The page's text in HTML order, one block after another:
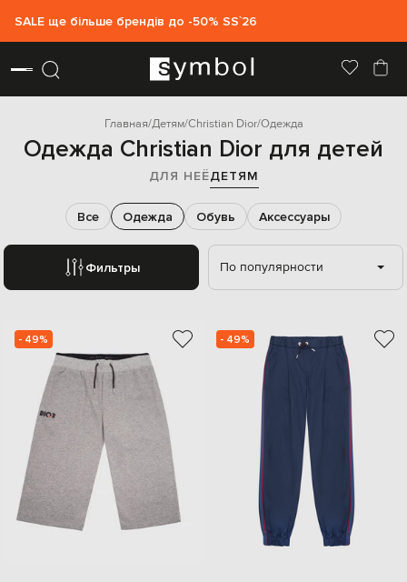
SALE ще більше брендів до -50% SS`26
Главная Детям Christian Dior Одежда
Одежда Christian Dior для детей
ДЛЯ НЕЁДЕТЯМ
Фильтры
Все Одежда Обувь Аксессуары
По популярности
- 49% - 49%